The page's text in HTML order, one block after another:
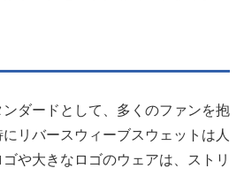
ダードとして、多くのファンを抱
リバースウィーブスウェットは人
や大きなロゴのウェアは、ストリ